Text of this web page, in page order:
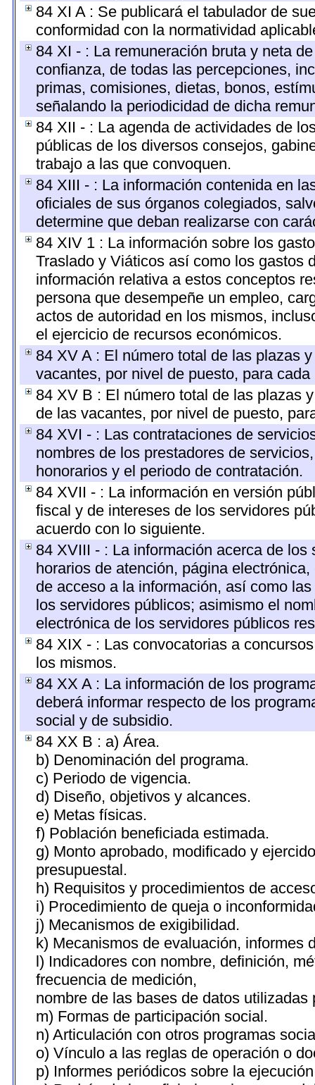
84 XI A : Se publicará el tabulador de
conformidad con la normatividad
84 XI - : La remuneración bruta y neta
confianza, de todas las percepciones,
primas, comisiones, dietas, bonos,
señalando la periodicidad de dicha
84 XII - : La agenda de actividades de
públicas de los diversos consejos,
trabajo a las que convoquen.
84 XIII - : La información contenida en
oficiales de sus órganos colegiados,
determine que deban realizarse con
84 XIV 1 : La información sobre los
Traslado y Viáticos así como los gastos
información relativa a estos conceptos
persona que desempeñe un empleo,
actos de autoridad en los mismos,
el ejercicio de recursos económicos.
84 XV A : El número total de las plazas
vacantes, por nivel de puesto, para
84 XV B : El número total de las plazas
de las vacantes, por nivel de puesto,
84 XVI - : Las contrataciones de
nombres de los prestadores de
honorarios y el periodo de contratación.
84 XVII - : La información en versión
fiscal y de intereses de los servidores
acuerdo con lo siguiente.
84 XVIII - : La información acerca de
horarios de atención, página
de acceso a la información, así como
los servidores públicos; asimismo el
electrónica de los servidores públicos
84 XIX - : Las convocatorias a
los mismos.
84 XX A : La información de los
deberá informar respecto de los
social y de subsidio.
84 XX B : a) Área.
b) Denominación del programa.
c) Periodo de vigencia.
d) Diseño, objetivos y alcances.
e) Metas físicas.
f) Población beneficiada estimada.
g) Monto aprobado, modificado y
presupuestal.
h) Requisitos y procedimientos de
i) Procedimiento de queja o
j) Mecanismos de exigibilidad.
k) Mecanismos de evaluación, informes
l) Indicadores con nombre, definición,
frecuencia de medición,
nombre de las bases de datos utilizadas
m) Formas de participación social.
n) Articulación con otros programas
o) Vínculo a las reglas de operación o
p) Informes periódicos sobre la